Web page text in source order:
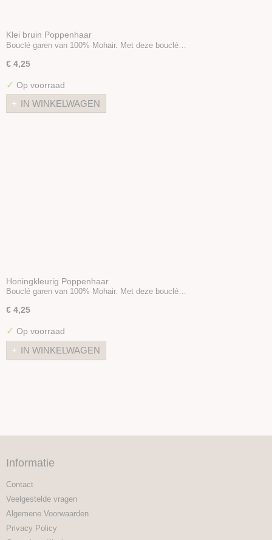
Klei bruin Poppenhaar
Bouclé garen van 100% Mohair. Met deze bouclé…
€ 4,25
✓ Op voorraad
IN WINKELWAGEN
Honingkleurig Poppenhaar
Bouclé garen van 100% Mohair. Met deze bouclé…
€ 4,25
✓ Op voorraad
IN WINKELWAGEN
Informatie
Contact
Veelgestelde vragen
Algemene Voorwaarden
Privacy Policy